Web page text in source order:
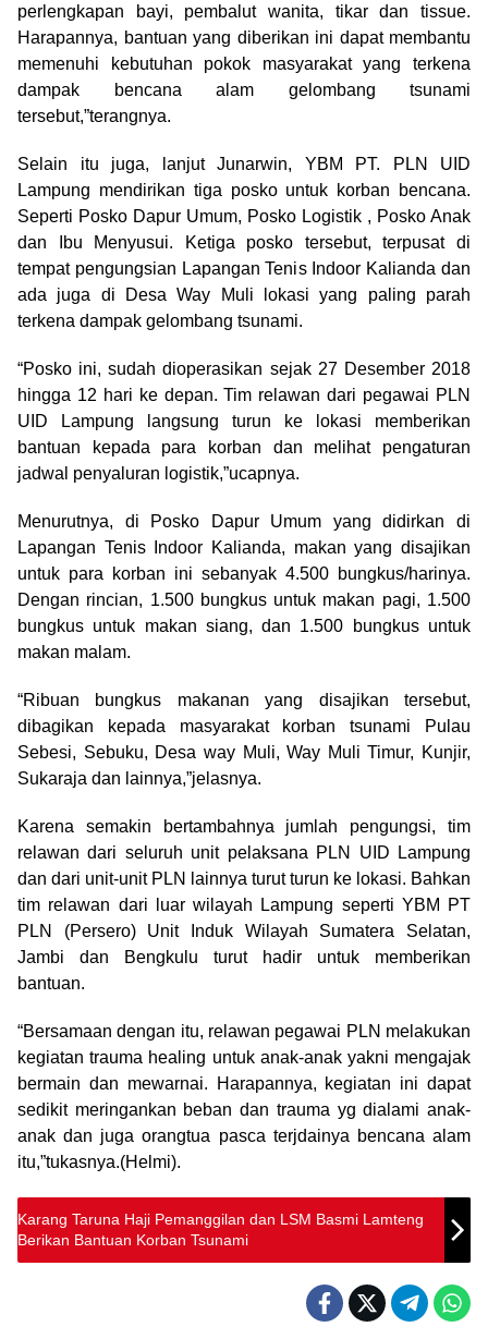
perlengkapan bayi, pembalut wanita, tikar dan tissue.
Harapannya, bantuan yang diberikan ini dapat membantu
memenuhi kebutuhan pokok masyarakat yang terkena
dampak bencana alam gelombang tsunami
tersebut,”terangnya.
Selain itu juga, lanjut Junarwin, YBM PT. PLN UID
Lampung mendirikan tiga posko untuk korban bencana.
Seperti Posko Dapur Umum, Posko Logistik , Posko Anak
dan Ibu Menyusui. Ketiga posko tersebut, terpusat di
tempat pengungsian Lapangan Tenis Indoor Kalianda dan
ada juga di Desa Way Muli lokasi yang paling parah
terkena dampak gelombang tsunami.
“Posko ini, sudah dioperasikan sejak 27 Desember 2018
hingga 12 hari ke depan. Tim relawan dari pegawai PLN
UID Lampung langsung turun ke lokasi memberikan
bantuan kepada para korban dan melihat pengaturan
jadwal penyaluran logistik,”ucapnya.
Menurutnya, di Posko Dapur Umum yang didirkan di
Lapangan Tenis Indoor Kalianda, makan yang disajikan
untuk para korban ini sebanyak 4.500 bungkus/harinya.
Dengan rincian, 1.500 bungkus untuk makan pagi, 1.500
bungkus untuk makan siang, dan 1.500 bungkus untuk
makan malam.
“Ribuan bungkus makanan yang disajikan tersebut,
dibagikan kepada masyarakat korban tsunami Pulau
Sebesi, Sebuku, Desa way Muli, Way Muli Timur, Kunjir,
Sukaraja dan lainnya,”jelasnya.
Karena semakin bertambahnya jumlah pengungsi, tim
relawan dari seluruh unit pelaksana PLN UID Lampung
dan dari unit-unit PLN lainnya turut turun ke lokasi. Bahkan
tim relawan dari luar wilayah Lampung seperti YBM PT
PLN (Persero) Unit Induk Wilayah Sumatera Selatan,
Jambi dan Bengkulu turut hadir untuk memberikan
bantuan.
“Bersamaan dengan itu, relawan pegawai PLN melakukan
kegiatan trauma healing untuk anak-anak yakni mengajak
bermain dan mewarnai. Harapannya, kegiatan ini dapat
sedikit meringankan beban dan trauma yg dialami anak-
anak dan juga orangtua pasca terjdainya bencana alam
itu,”tukasnya.(Helmi).
Karang Taruna Haji Pemanggilan dan LSM Basmi Lamteng
Berikan Bantuan Korban Tsunami